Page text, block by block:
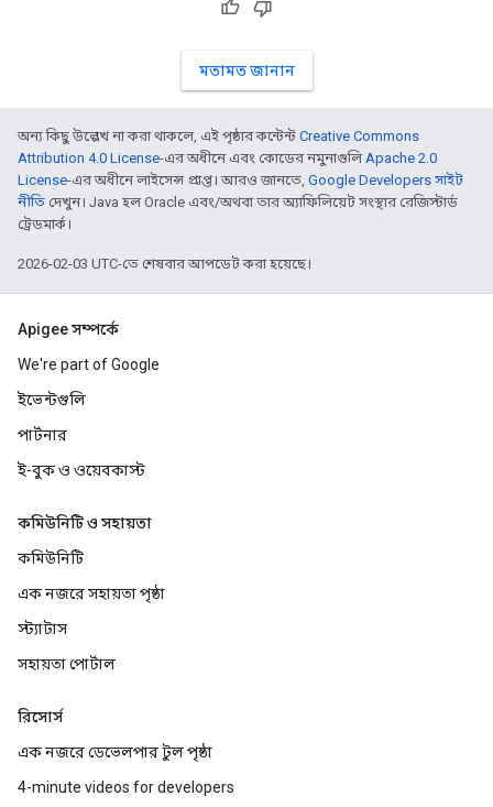
মতামত জানান
অন্য কিছু উল্লেখ না করা থাকলে, এই পৃষ্ঠার কন্টেন্ট Creative Commons
Attribution 4.0 License-এর অধীনে এবং কোডের নমুনাগুলিApache 2.0
License-এর অধীনে লাইসেন্স প্রাপ্ত। আরও জানতে, Google Developers সাইট
নীতি দেখুন। Java হল Oracle এবং/অথবা তার অ্যাফিলিয়েট সংস্থার রেজিস্টার্ড
ট্রেডমার্ক।
2026-02-03 UTC-তে শেষবার আপডেট করা হয়েছে।
Apigee সম্পর্কে
We're part of Google
ইভেন্টগুলি
পার্টনার
ই-বুক ও ওয়েবকাস্ট
কমিউনিটি ও সহায়তা
কমিউনিটি
এক নজরে সহায়তা পৃষ্ঠা
স্ট্যাটাস
সহায়তা পোর্টাল
রিসোর্স
এক নজরে ডেভেলপার টুল পৃষ্ঠা
4-minute videos for developers